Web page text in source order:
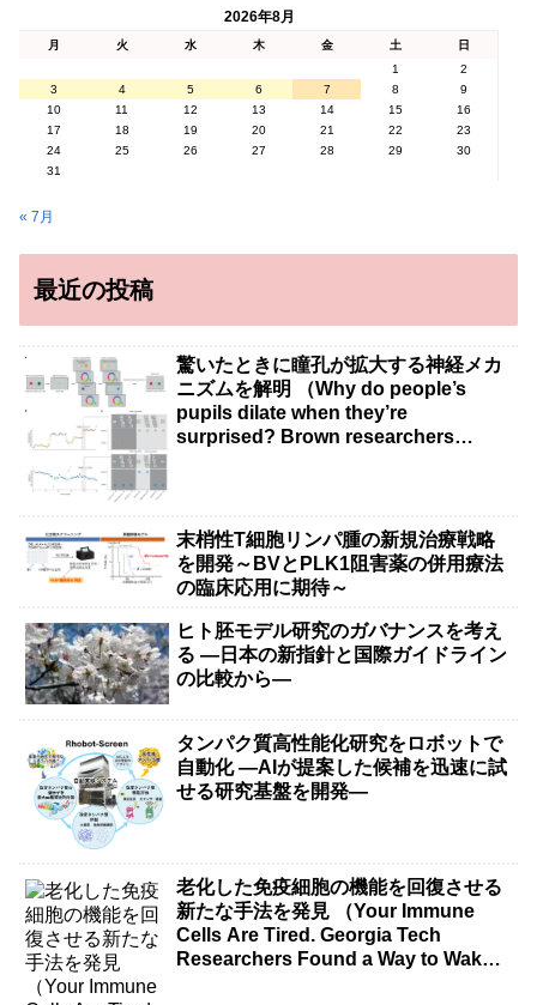
2026年8月
月 火 水 木 金 土
日
1
2
3
4 5 6 7 8
9
10
11 12 13 14 15
16
17
18 19 20 21 22
23
24
25 26 27 28 29
30
31
« 7月
最近の投稿
驚いたときに瞳孔が拡大する神経メカ
ニズムを解明 （Why do people’s
pupils dilate when they’re
surprised? Brown researchers
末梢性T細胞リンパ腫の新規治療戦略
を開発～BVとPLK1阻害薬の併用療法
の臨床応用に期待～
ヒト胚モデル研究のガバナンスを考え
る ―日本の新指針と国際ガイドライン
の比較から―
タンパク質高性能化研究をロボットで
自動化 ―AIが提案した候補を迅速に試
せる研究基盤を開発―
老化した免疫細胞の機能を回復させる
新たな手法を発見 （Your Immune
Cells Are Tired. Georgia Tech
Researchers Found a Way to Wake